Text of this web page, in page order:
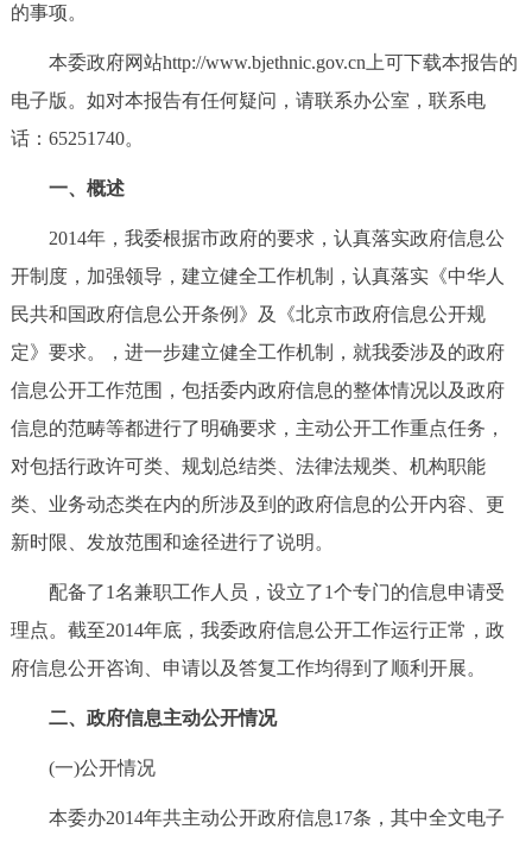
便民服务
中介服务 阳光政务
参与调查 在线访谈 图说互动
走进北京
绿色北京 图说北京 视频北京
多语种
ENGLISH 한국어 日本語
DEUTSCH FRANÇAIS РУССКИЙ ЯЗЫК
ITALIANO
的事项。
本委政府网站http://www.bjethnic.gov.cn上可下载本报告的
电子版。如对本报告有任何疑问，请联系办公室，联系电
话：65251740。
一、概述
2014年，我委根据市政府的要求，认真落实政府信息公
开制度，加强领导，建立健全工作机制，认真落实《中华人
民共和国政府信息公开条例》及《北京市政府信息公开规
定》要求。，进一步建立健全工作机制，就我委涉及的政府
信息公开工作范围，包括委内政府信息的整体情况以及政府
信息的范畴等都进行了明确要求，主动公开工作重点任务，
对包括行政许可类、规划总结类、法律法规类、机构职能
类、业务动态类在内的所涉及到的政府信息的公开内容、更
新时限、发放范围和途径进行了说明。
配备了1名兼职工作人员，设立了1个专门的信息申请受
理点。截至2014年底，我委政府信息公开工作运行正常，政
府信息公开咨询、申请以及答复工作均得到了顺利开展。
二、政府信息主动公开情况
(一)公开情况
本委办2014年共主动公开政府信息17条，其中全文电子